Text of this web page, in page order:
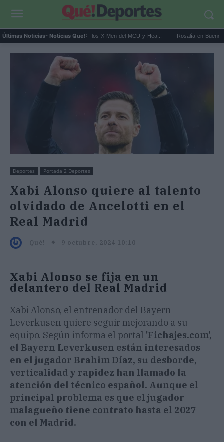
Últimas Noticias- Noticias Que!:
Connor será Cíclope en los X-Men del MCU y Hea... Rosalía en Buenos Aires:
Deportes Portada 2 Deportes
Xabi Alonso quiere al talento
olvidado de Ancelotti en el
Real Madrid
Qué! 9 octubre, 2024 10:10
Xabi Alonso se fija en un
delantero del Real Madrid
Xabi Alonso, el entrenador del Bayern
Leverkusen quiere seguir mejorando a su
equipo. Según informa el portal 'Fichajes.com',
el Bayern Leverkusen están interesados
en el jugador Brahim Díaz, su desborde,
verticalidad y rapidez han llamado la
atención del técnico español. Aunque el
principal problema es que el jugador
malagueño tiene contrato hasta el 2027
con el Madrid.